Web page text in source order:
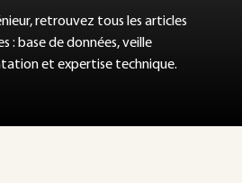
retrouvez tous les articles
: base de données, veille
et expertise technique.